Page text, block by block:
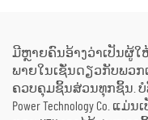
ມີຫຼາຍຄົນອ້າງວ່າເປັນຜູ້
ພາຍໃນເຊັ່ນດຽວກັບພວກ
ຄວບຄຸມຊິ້ນສ່ວນທຸກຊິ້ນ. ບໍລິສັດ
Power Technology Co.